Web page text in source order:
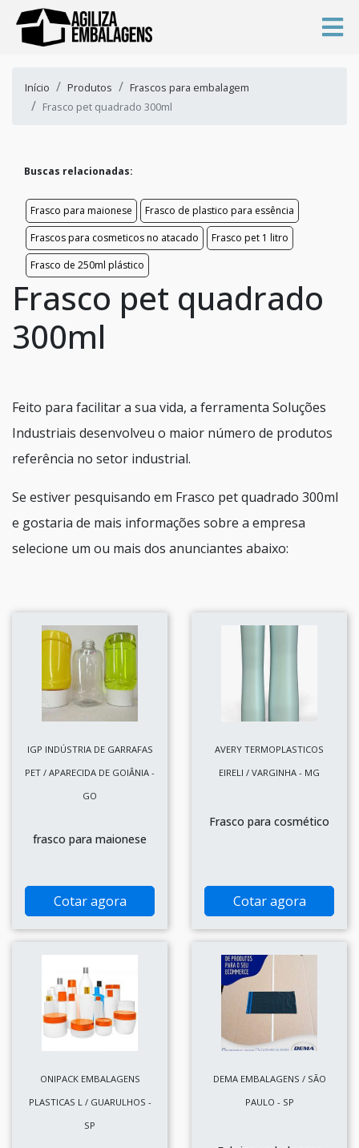
Início Produtos
Frascos para embalagem
Frasco pet quadrado 300ml
Buscas relacionadas:
Frasco para maionese
Frasco de plastico para essência
Frascos para cosmeticos no atacado
Frasco pet 1 litro
Frasco de 250ml plástico
Frasco pet quadrado
300ml
Feito para facilitar a sua vida, a ferramenta Soluções
Industriais desenvolveu o maior número de produtos
referência no setor industrial.
Se estiver pesquisando em Frasco pet quadrado 300ml
e gostaria de mais informações sobre a empresa
selecione um ou mais dos anunciantes abaixo:
IGP INDÚSTRIA DE GARRAFAS
PET / APARECIDA DE GOIÂNIA -
GO
frasco para maionese
Cotar agora
AVERY TERMOPLASTICOS
EIRELI / VARGINHA - MG
Frasco para cosmético
Cotar agora
ONIPACK EMBALAGENS
PLASTICAS L / GUARULHOS -
SP
DEMA EMBALAGENS / SÃO
PAULO - SP